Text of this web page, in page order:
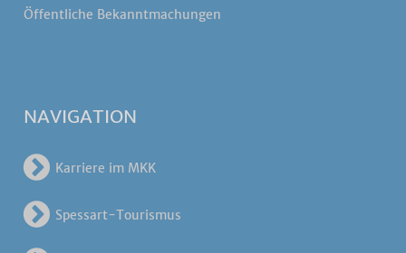
Öffentliche Bekanntmachungen
NAVIGATION
Karriere im MKK
Spessart-Tourismus